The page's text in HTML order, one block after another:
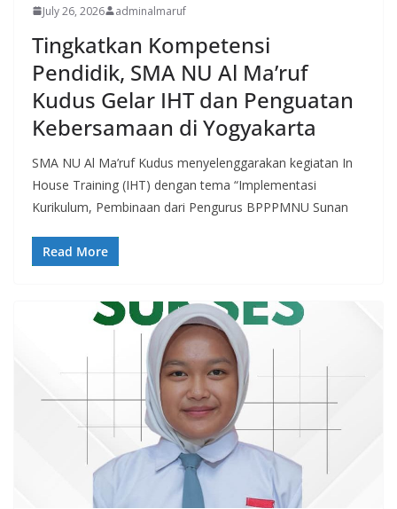
July 26, 2026 adminalmaruf
Tingkatkan Kompetensi
Pendidik, SMA NU Al Ma’ruf
Kudus Gelar IHT dan Penguatan
Kebersamaan di Yogyakarta
SMA NU Al Ma’ruf Kudus menyelenggarakan kegiatan In
House Training (IHT) dengan tema “Implementasi
Kurikulum, Pembinaan dari Pengurus BPPPMNU Sunan
Read More